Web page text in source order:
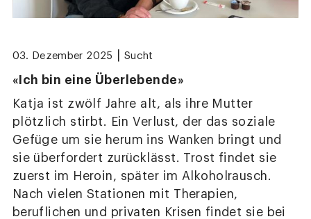
03. Dezember 2025 Sucht
«Ich bin eine Überlebende»
Katja ist zwölf Jahre alt, als ihre Mutter
plötzlich stirbt. Ein Verlust, der das soziale
Gefüge um sie herum ins Wanken bringt und
sie überfordert zurücklässt. Trost findet sie
zuerst im Heroin, später im Alkoholrausch.
Nach vielen Stationen mit Therapien,
beruflichen und privaten Krisen findet sie bei